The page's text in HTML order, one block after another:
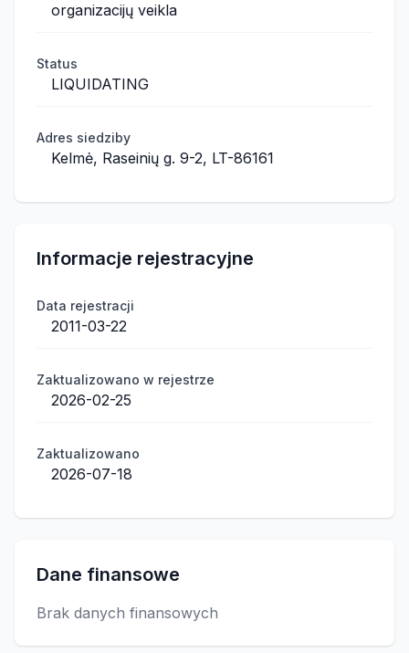
organizacijų veikla
Status
LIQUIDATING
Adres siedziby
Kelmė, Raseinių g. 9-2, LT-86161
Informacje rejestracyjne
Data rejestracji
2011-03-22
Zaktualizowano w rejestrze
2026-02-25
Zaktualizowano
2026-07-18
Dane finansowe
Brak danych finansowych